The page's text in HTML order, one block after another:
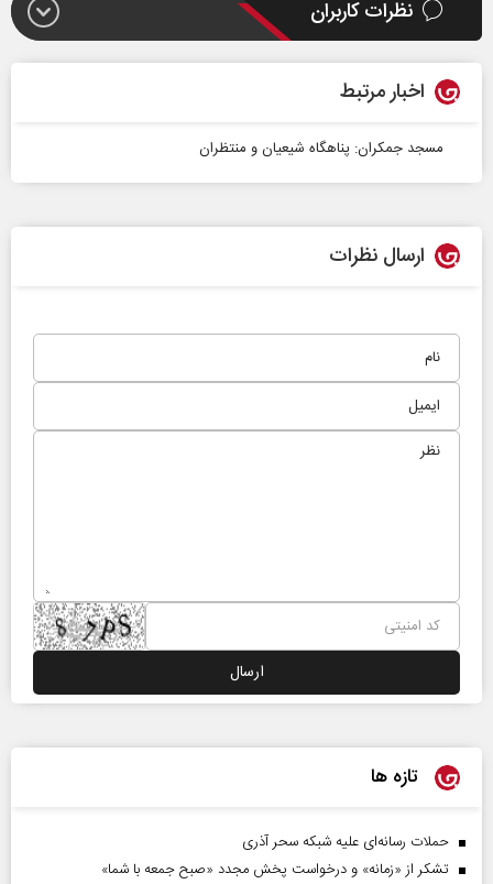
نظرات کاربران
اخبار مرتبط
مسجد جمکران: پناهگاه شیعیان و منتظران
ارسال نظرات
تازه ها
حملات رسانه‌ای علیه شبکه سحر آذری
تشکر از «زمانه» و درخواست پخش مجدد «صبح جمعه با شما»